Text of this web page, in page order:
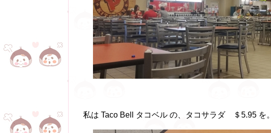
私は Taco Bell タコベル の、タコサラダ ＄5.95 を。